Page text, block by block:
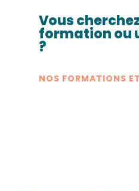
Vous
formation ou
?
NOS FORMATIONS